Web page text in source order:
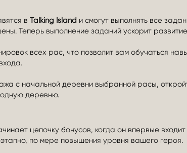
в Talking Island и смогут выполнять все
Теперь выполнение заданий ускорит
всех рас, что позволит вам обучаться
с начальной деревни выбранной расы,
деревню.
цепочку бонусов, когда он впервые входит
по мере повышения уровня вашего героя.